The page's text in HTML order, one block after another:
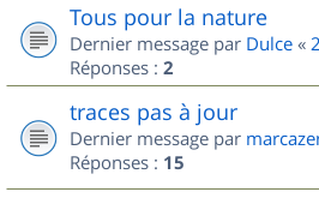
Tous pour la nature
Dernier message par Dulce «
Réponses : 2
traces pas à jour
Dernier message par
Réponses : 15